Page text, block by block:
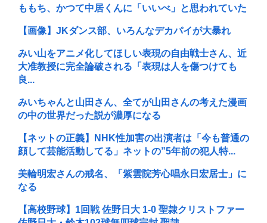
ももち、かつて中居くんに「いいべ」と思われていた
【画像】JKダンス部、いろんなデカパイが大暴れ
みい山をアニメ化してほしい表現の自由戦士さん、近
大准教授に完全論破される「表現は人を傷つけても
良...
みいちゃんと山田さん、全てが山田さんの考えた漫画
の中の世界だった説が濃厚になる
【ネットの正義】NHK性加害の出演者は「今も普通の
顔して芸能活動してる」ネットの”5年前の犯人特...
美輪明宏さんの戒名、「紫雲院芳心唱永日宏居士」に
なる
【高校野球】1回戦 佐野日大 1-0 聖隷クリストファー